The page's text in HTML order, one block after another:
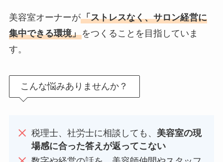
美容室オーナーが「ストレスなく、サロン経営に
集中できる環境」をつくることを目指していま
す。
こんな悩みありませんか？
税理士、社労士に相談しても、 美容室の現
場感に合った答えが返ってこない